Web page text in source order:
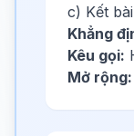
c) Kết bài
Khẳng
Kêu gọi:
Mở rộng: